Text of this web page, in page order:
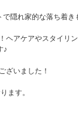
隠れ家的な落ち着
アケアやスタイリ
♪
ざいました！
ます。